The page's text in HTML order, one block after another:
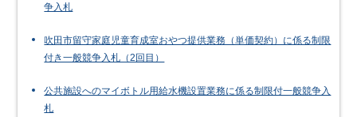
争入札
吹田市留守家庭児童育成室おやつ提供業務（単価契約）に係る制限
付き一般競争入札（2回目）
公共施設へのマイボトル用給水機設置業務に係る制限付一般競争入
札